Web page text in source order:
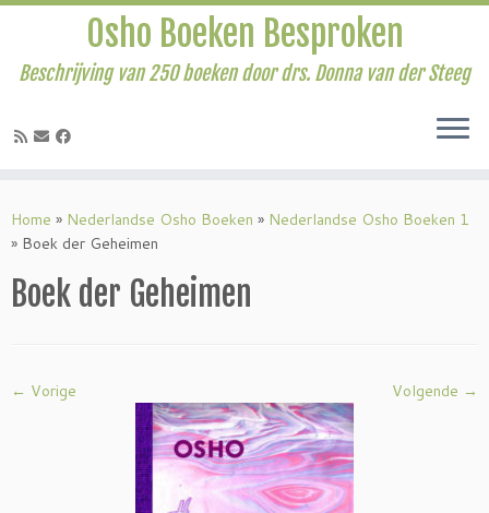
naar
inhoud
Osho Boeken Besproken
Beschrijving van 250 boeken door drs. Donna van der Steeg
Home » Nederlandse Osho Boeken » Nederlandse Osho Boeken 1
» Boek der Geheimen
Boek der Geheimen
← Vorige Volgende →